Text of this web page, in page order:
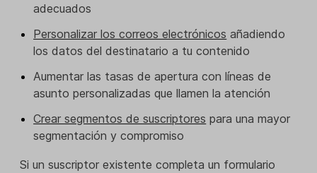
adecuados
Personalizar los correos electrónicos añadiendo
los datos del destinatario a tu contenido
Aumentar las tasas de apertura con líneas de
asunto personalizadas que llamen la atención
Crear segmentos de suscriptores para una mayor
segmentación y compromiso
Si un suscriptor existente completa un formulario